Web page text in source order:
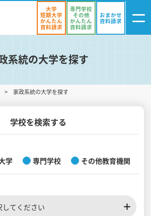
ログイン
・登録
気になる
探す
プンキャンパスを探す
受験入門
大学
短期大学
かんたん
資料請求
専門学校
その他
かんたん
資料請求
おまかせ
資料請求
系統の大学を探す
家政系統の大学を探す
学校を検索する
学 専門学校 その他教育機関
てください